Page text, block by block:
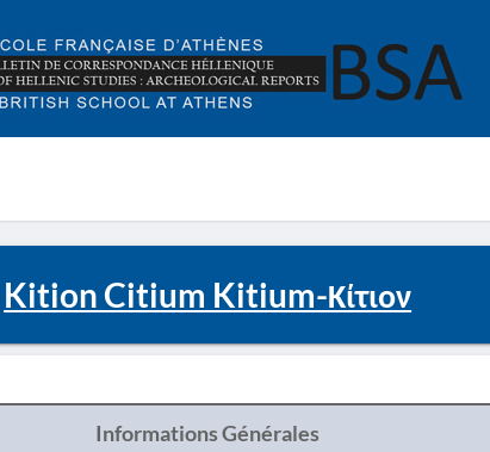
Kition Citium Kitium-Κίτιον
Informations Générales